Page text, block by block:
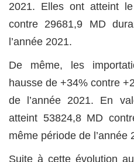
2021. Elles ont atteint
contre 29681,9 MD
l’année 2021.
De même, les
hausse de +34% contre
de l’année 2021. En
atteint 53824,8 MD
même période de l’année
Suite à cette évolution